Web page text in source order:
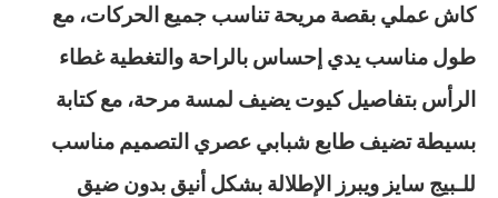
كاش عملي بقصة مريحة تناسب جميع الحركات، مع
طول مناسب يدي إحساس بالراحة والتغطية غطاء
الرأس بتفاصيل كيوت يضيف لمسة مرحة، مع كتابة
بسيطة تضيف طابع شبابي عصري التصميم مناسب
للـبيج سايز ويبرز الإطلالة بشكل أنيق بدون ضيق